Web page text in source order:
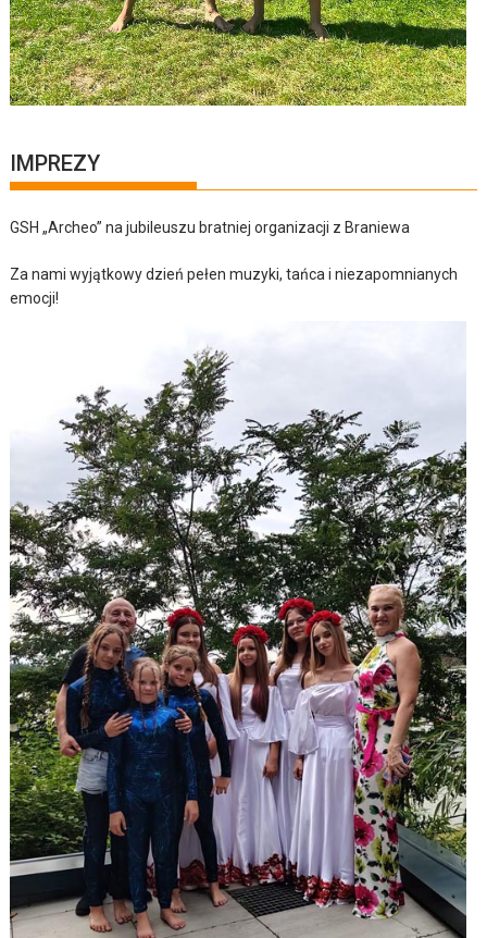
IMPREZY
GSH „Archeo” na jubileuszu bratniej organizacji z Braniewa
Za nami wyjątkowy dzień pełen muzyki, tańca i niezapomnianych
emocji!